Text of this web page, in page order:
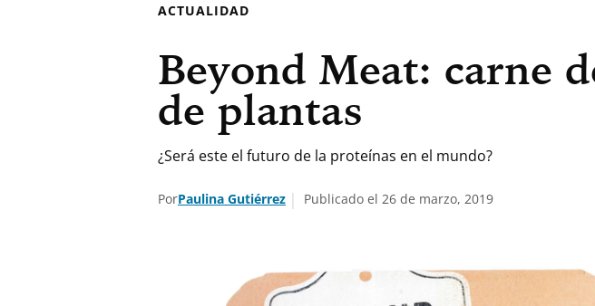
ACTUALIDAD
Beyond Meat: carne
de plantas
¿Será este el futuro de la proteínas en el mundo?
PorPaulina Gutiérrez Publicado el 26 de marzo, 2019